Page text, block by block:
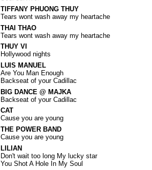
TIFFANY PHUONG THUY
Tears wont wash away my heartache
THAI THAO
Tears wont wash away my heartache
THUY VI
Hollywood nights
LUIS MANUEL
Are You Man Enough
Backseat of your Cadillac
BIG DANCE @ MAJKA
Backseat of your Cadillac
CAT
Cause you are young
THE POWER BAND
Cause you are young
LILIAN
Don't wait too long My lucky star
You Shot A Hole In My Soul